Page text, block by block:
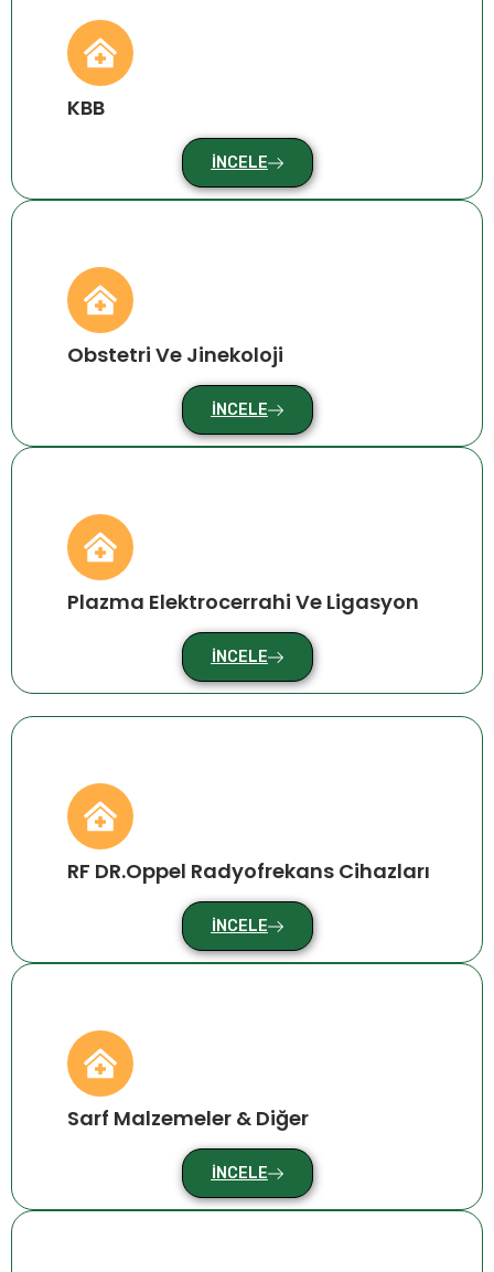
KBB
İNCELE
Obstetri Ve Jinekoloji
İNCELE
Plazma Elektrocerrahi Ve Ligasyon
İNCELE
RF DR.Oppel Radyofrekans Cihazları
İNCELE
Sarf Malzemeler & Diğer
İNCELE